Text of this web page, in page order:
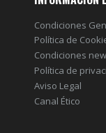
Condiciones
Política de
Condiciones
Política de
Aviso Legal
Canal Ético